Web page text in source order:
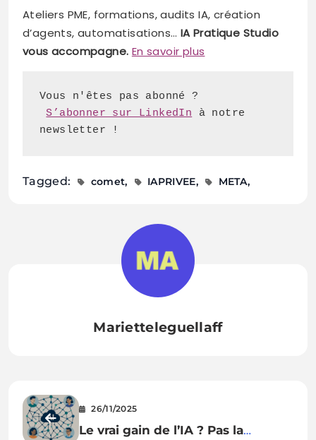
Ateliers PME, formations, audits IA, création
d’agents, automatisations… IA Pratique Studio
vous accompagne. En savoir plus
S’abonner sur LinkedIn à notre
newsletter !
Tagged: comet IAPRIVEE META
Marietteleguellaff
26/11/2025
Le vrai gain de l’IA ? Pas la